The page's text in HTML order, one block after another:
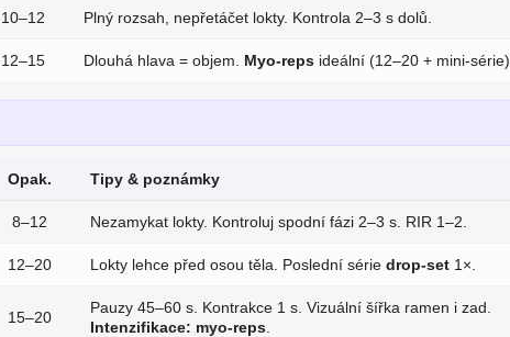
10–12 Plný rozsah, nepřetáčet lokty. Kontrola 2–3 s dolů.
12–15 Dlouhá hlava = objem. Myo-reps ideální (12–20 + mini-série).
Opak. Tipy & poznámky
8–12 Nezamykat lokty. Kontroluj spodní fázi 2–3 s. RIR 1–2.
12–20 Lokty lehce před osou těla. Poslední série drop-set 1×.
15–20
Pauzy 45–60 s. Kontrakce 1 s. Vizuální šířka ramen i zad.
Intenzifikace: myo-reps